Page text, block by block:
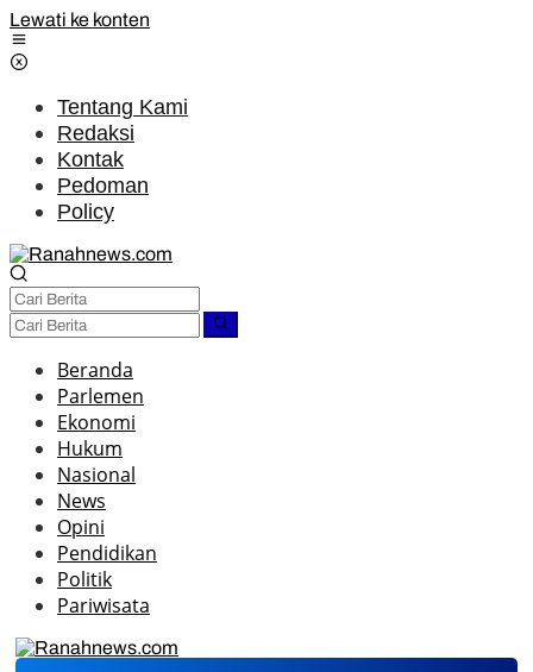
Lewati ke konten
Tentang Kami
Redaksi
Kontak
Pedoman
Policy
Beranda
Parlemen
Ekonomi
Hukum
Nasional
News
Opini
Pendidikan
Politik
Pariwisata